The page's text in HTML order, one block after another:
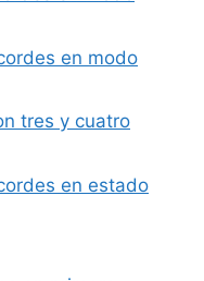
en modo
tres y cuatro
en estado